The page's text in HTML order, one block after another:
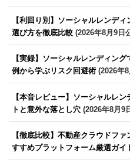
【利回り別】ソーシャルレンデ
選び方を徹底比較 (2026年8月9日
【実録】ソーシャルレンディン
例から学ぶリスク回避術 (2026年
【本音レビュー】ソーシャルレ
トと意外な落とし穴 (2026年8月9
【徹底比較】不動産クラウドフ
すすめプラットフォーム厳選ガイ